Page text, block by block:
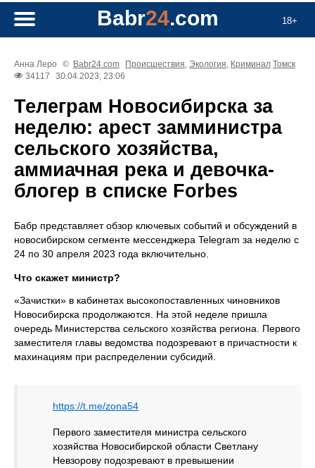
18+
Babr24.com
Анна Леро © Babr24.com Происшествия, Экология, Криминал Томск
34117
30.04.2023, 23:06
Телеграм Новосибирска за
неделю: арест замминистра
сельского хозяйства,
аммиачная река и девочка-
блогер в списке Forbes
Бабр представляет обзор ключевых событий и обсуждений в
новосибирском сегменте мессенджера Telegram за неделю с
24 по 30 апреля 2023 года включительно.
Что скажет министр?
«Зачистки» в кабинетах высокопоставленных чиновников
Новосибирска продолжаются. На этой неделе пришла
очередь Министерства сельского хозяйства региона. Первого
заместителя главы ведомства подозревают в причастности к
махинациям при распределении субсидий.
https://t.me/zona54
Первого заместителя министра сельского
хозяйства Новосибирской области Светлану
Невзорову подозревают в превышении